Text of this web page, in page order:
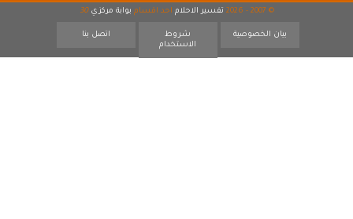
© 2007 - 2026 تفسير الاحلام احد اقسام بوابة مركزي 30
بيان الخصوصية
شروط
الاستخدام
اتصل بنا